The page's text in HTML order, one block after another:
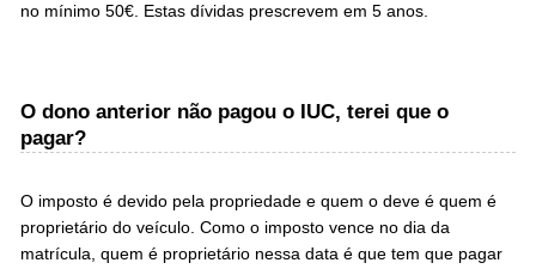
no mínimo 50€. Estas dívidas prescrevem em 5 anos.
O dono anterior não pagou o IUC, terei que o
pagar?
O imposto é devido pela propriedade e quem o deve é quem é
proprietário do veículo. Como o imposto vence no dia da
matrícula, quem é proprietário nessa data é que tem que pagar